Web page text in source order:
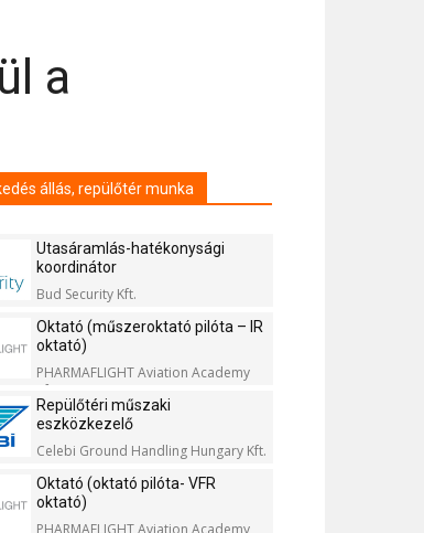
a
állás, repülőtér munka
Utasáramlás-hatékonysági
koordinátor
Bud Security Kft.
Oktató (műszeroktató pilóta – IR
oktató)
PHARMAFLIGHT Aviation Academy
Kft.
Repülőtéri műszaki
eszközkezelő
Celebi Ground Handling Hungary Kft.
Oktató (oktató pilóta- VFR
oktató)
PHARMAFLIGHT Aviation Academy